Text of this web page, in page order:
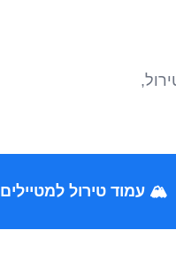
🏔️ עמוד טירול למטיילים